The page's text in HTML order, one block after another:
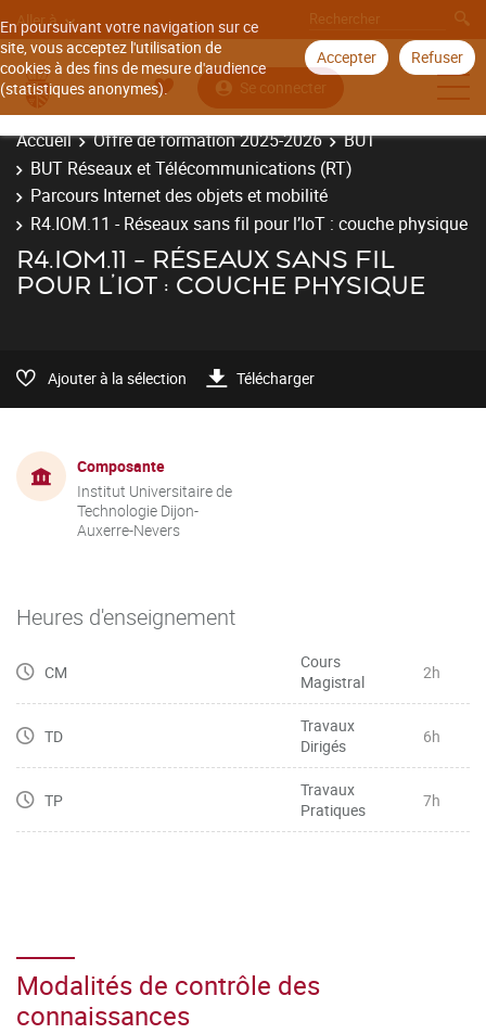
En poursuivant votre navigation sur ce
site, vous acceptez l'utilisation de
cookies à des fins de mesure d'audience
(statistiques anonymes).
Accepter Refuser
Aller à
Se connecter
Accueil Offre de formation 2025-2026
BUT
BUT Réseaux et Télécommunications (RT)
Parcours Internet des objets et mobilité
R4.IOM.11 - Réseaux sans fil pour l’IoT : couche physique
R4.IOM.11 - RÉSEAUX SANS FIL
POUR L’IOT : COUCHE PHYSIQUE
Ajouter à la sélection Télécharger
Composante
Institut Universitaire de
Technologie Dijon-
Auxerre-Nevers
Heures d'enseignement
CM
Cours
Magistral
2h
TD
Travaux
Dirigés
6h
TP
Travaux
Pratiques
7h
Modalités de contrôle des
connaissances